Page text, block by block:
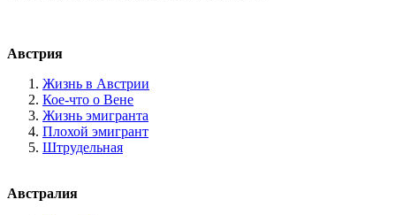
Австрия
Жизнь в Австрии
Кое-что о Вене
Жизнь эмигранта
Плохой эмигрант
Штрудельная
Австралия